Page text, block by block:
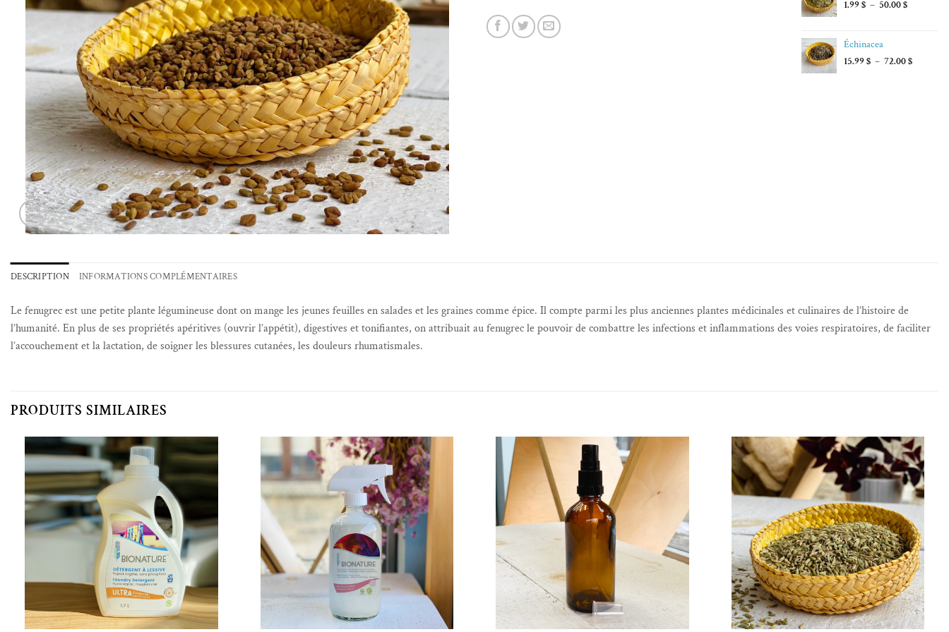
1.99$ – 50.00$Plage
à
Échinacea
15.99$ – 72.00$Plage
DESCRIPTION INFORMATIONS COMPLÉMENTAIRES
Le fenugrec est une petite plante légumineuse dont on mange les jeunes feuilles en salades et les graines comme épice. Il compte parmi les plus anciennes plantes médicinales et culinaires de l’histoire de
l’humanité. En plus de ses propriétés apéritives (ouvrir l’appétit), digestives et tonifiantes, on attribuait au fenugrec le pouvoir de combattre les infections et inflammations des voies respiratoires, de faciliter
l’accouchement et la lactation, de soigner les blessures cutanées, les douleurs rhumatismales.
PRODUITS SIMILAIRES
Ajouter à la liste de souhaits Ajouter à la liste de souhaits Ajouter à la liste de souhaits Ajouter à la liste de souhaits